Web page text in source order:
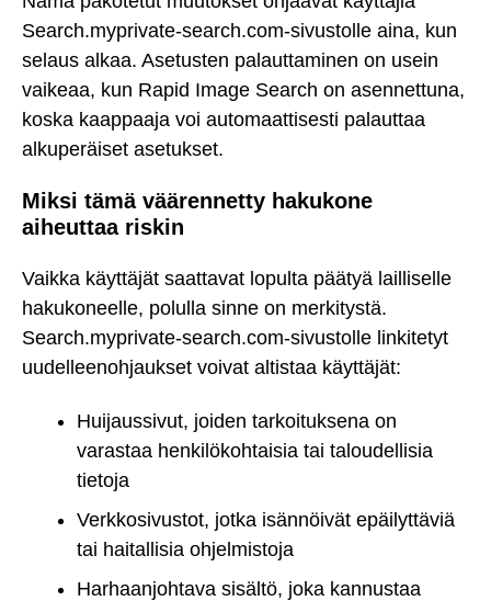
Search.myprivate-search.com-sivustolle aina, kun
selaus alkaa. Asetusten palauttaminen on usein
vaikeaa, kun Rapid Image Search on asennettuna,
koska kaappaaja voi automaattisesti palauttaa
alkuperäiset asetukset.
Miksi tämä väärennetty hakukone
aiheuttaa riskin
Vaikka käyttäjät saattavat lopulta päätyä lailliselle
hakukoneelle, polulla sinne on merkitystä.
Search.myprivate-search.com-sivustolle linkitetyt
uudelleenohjaukset voivat altistaa käyttäjät:
Huijaussivut, joiden tarkoituksena on
varastaa henkilökohtaisia tai taloudellisia
tietoja
Verkkosivustot, jotka isännöivät epäilyttäviä
tai haitallisia ohjelmistoja
Harhaanjohtava sisältö, joka kannustaa